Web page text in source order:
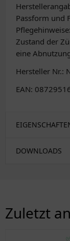
Passform und
Zustand der
eine
Hersteller Nr.:
EAN:
DOWNLOADS
Zuletzt